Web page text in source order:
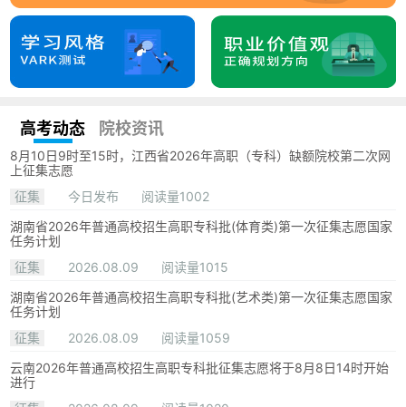
高考动态 院校资讯
8月10日9时至15时，江西省2026年高职（专科）缺额院校第二次网
上征集志愿
征集
今日发布
阅读量1002
湖南省2026年普通高校招生高职专科批(体育类)第一次征集志愿国家
任务计划
征集
2026.08.09
阅读量1015
湖南省2026年普通高校招生高职专科批(艺术类)第一次征集志愿国家
任务计划
征集
2026.08.09
阅读量1059
云南2026年普通高校招生高职专科批征集志愿将于8月8日14时开始
进行